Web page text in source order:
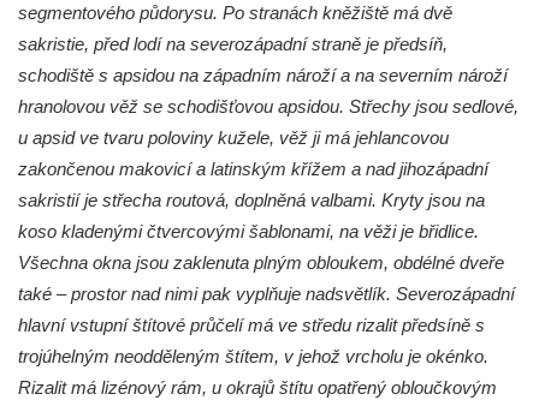
Kostel svatého Mikuláše v Třebušíně
Klášterní kostel svatého Františka z Assisi v
Zákupech
Kostel svatých Fabiána a Šebestiána v
Zákupech
Kostel svatého Havla v Kuřívodech
Kaple Krista v žaláři u kostela Nalezení
svatého Kříže ve Frýdlantu
Kostel Nalezení svatého Kříže ve Frýdlantu
segmentového půdorysu. Po stranách kněžiště má dvě
sakristie, před lodí na severozápadní straně je předsíň,
schodiště s apsidou na západním nároží a na severním nároží
hranolovou věž se schodišťovou apsidou. Střechy jsou sedlové,
u apsid ve tvaru poloviny kužele, věž ji má jehlancovou
zakončenou makovicí a latinským křížem a nad jihozápadní
sakristií je střecha routová, doplněná valbami. Kryty jsou na
koso kladenými čtvercovými šablonami, na věži je břidlice.
Všechna okna jsou zaklenuta plným obloukem, obdélné dveře
také – prostor nad nimi pak vyplňuje nadsvětlík. Severozápadní
hlavní vstupní štítové průčelí má ve středu rizalit předsíně s
trojúhelným neodděleným štítem, v jehož vrcholu je okénko.
Rizalit má lizénový rám, u okrajů štítu opatřený obloučkovým